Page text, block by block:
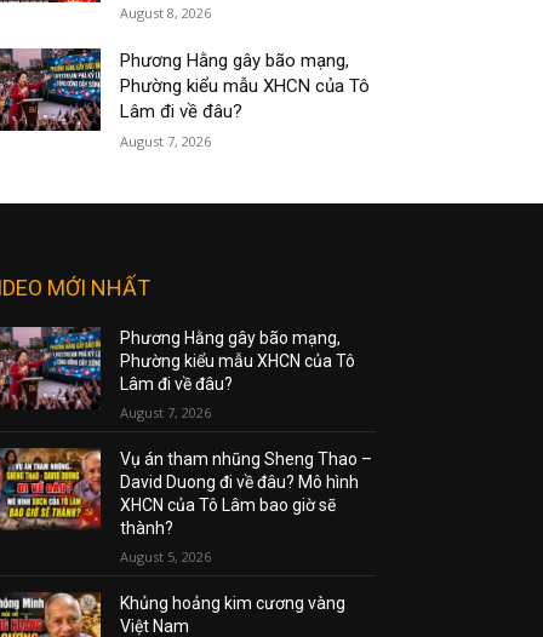
August 8, 2026
Phương Hằng gây bão mạng,
Phường kiểu mẫu XHCN của Tô
Lâm đi về đâu?
August 7, 2026
MỚI NHẤT
Phương Hằng gây bão mạng,
Phường kiểu mẫu XHCN của Tô
Lâm đi về đâu?
August 7, 2026
Vụ án tham nhũng Sheng Thao –
David Duong đi về đâu? Mô hình
XHCN của Tô Lâm bao giờ sẽ
thành?
August 5, 2026
Khủng hoảng kim cương vàng
Việt Nam